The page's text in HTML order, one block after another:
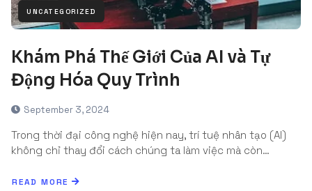
UNCATEGORIZED
Khám Phá Thế Giới Của AI và Tự
Động Hóa Quy Trình
September 3, 2024
Trong thời đại công nghệ hiện nay, trí tuệ nhân tạo (AI)
không chỉ thay đổi cách chúng ta làm việc mà còn…
READ MORE